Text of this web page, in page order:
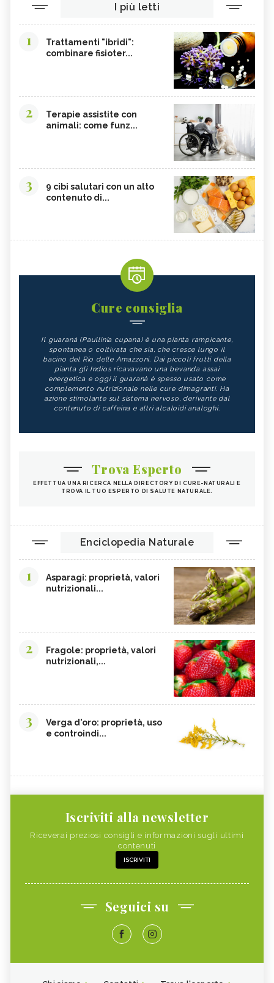
I più letti
1
Trattamenti "ibridi":
combinare fisioter...
2
Terapie assistite con
animali: come funz...
3
9 cibi salutari con un alto
contenuto di...
Cure consiglia
Il guaranà (Paullinia cupana) è una pianta rampicante,
spontanea o coltivata che sia, che cresce lungo il
bacino del Rio delle Amazzoni. Dai piccoli frutti della
pianta gli Indios ricavavano una bevanda assai
energetica e oggi il guaranà è spesso usato come
complemento nutrizionale nelle cure dimagranti. Ha
azione stimolante sul sistema nervoso, derivante dal
contenuto di caffeina e altri alcaloidi analoghi.
Trova Esperto
EFFETTUA UNA RICERCA NELLA DIRECTORY DI CURE-NATURALI E
TROVA IL TUO ESPERTO DI SALUTE NATURALE.
Enciclopedia Naturale
1
Asparagi: proprietà, valori
nutrizionali...
2
Fragole: proprietà, valori
nutrizionali,...
3
Verga d'oro: proprietà, uso
e controindi...
Iscriviti alla newsletter
Riceverai preziosi consigli e informazioni sugli ultimi
contenuti
ISCRIVITI
Seguici su